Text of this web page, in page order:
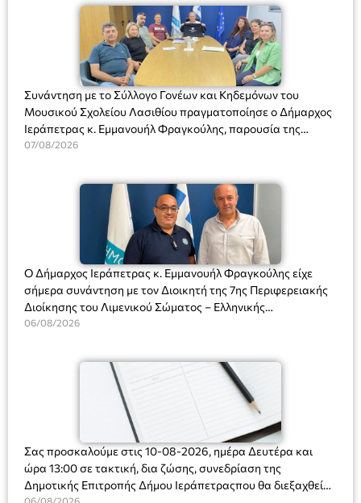
Συνάντηση με το Σύλλογο Γονέων και Κηδεμόνων του
Μουσικού Σχολείου Λασιθίου πραγματοποίησε ο Δήμαρχος
Ιεράπετρας κ. Εμμανουήλ Φραγκούλης, παρουσία της
Διευθύντριας του σχολείου κας Μαριάννας Χαΐτα.
07/08/2026
Ο Δήμαρχος Ιεράπετρας κ. Εμμανουήλ Φραγκούλης είχε
σήμερα συνάντηση με τον Διοικητή της 7ης Περιφερειακής
Διοίκησης του Λιμενικού Σώματος – Ελληνικής
Ακτοφυλακής (Λ.Σ.-ΕΛ.ΑΚΤ.), Αρχιπλοίαρχο Λ.Σ. κ. Ιωάννη
06/08/2026
Σας προσκαλούμε στις 10-08-2026, ημέρα Δευτέρα και
ώρα 13:00 σε τακτική, δια ζώσης, συνεδρίαση της
Δημοτικής Επιτροπής Δήμου Ιεράπετραςπου θα διεξαχθεί
06/08/2026